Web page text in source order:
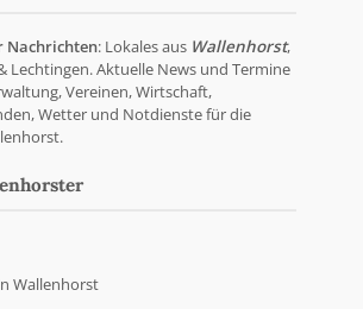
Nachrichten: Lokales aus Wallenhorst,
Lechtingen. Aktuelle News und Termine
Vereinen, Wirtschaft,
Wetter und Notdienste für die
Wallenhorst